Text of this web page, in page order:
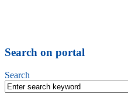
Search on portal
Search